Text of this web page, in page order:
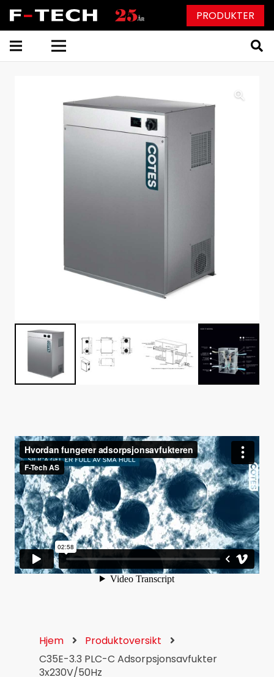
PRODUKTER
Hjem
Produktoversikt
C35E-3.3 PLC-C Adsorpsjonsavfukter
3x230V/50Hz